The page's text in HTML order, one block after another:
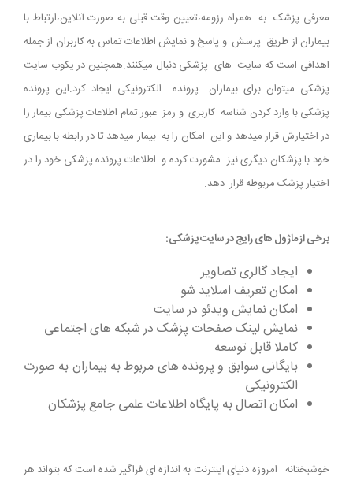
معرفی پزشک به همراه رزومه،تعیین وقت قبلی به صورت آنلاین،ارتباط با
بیماران از طریق پرسش و پاسخ و نمایش اطلاعات تماس به کاربران از جمله
اهدافی است که سایت های پزشکی دنبال میکنند.همچنین در یکوب سایت
پزشکی میتوان برای بیماران پرونده الکترونیکی ایجاد کرد.این پرونده
پزشکی با وارد کردن شناسه کاربری و رمز عبور تمام اطلاعات پزشکی بیمار را
در اختیارش قرار میدهد و این امکان را به بیمار میدهد تا در رابطه با بیماری
خود با پزشکان دیگری نیز مشورت کرده و اطلاعات پرونده پزشکی خود را در
اختیار پزشک مربوطه قرار دهد.
برخی از ماژول های رایج در سایت پزشکی:
ایجاد گالری تصاویر
امکان تعریف اسلاید شو
امکان نمایش ویدئو در سایت
نمایش لینک صفحات پزشک در شبکه های اجتماعی
کاملا قابل توسعه
بایگانی سوابق و پرونده های مربوط به بیماران به صورت
الکترونیکی
امکان اتصال به پایگاه اطلاعات علمی جامع پزشکان
خوشبختانه امروزه دنیای اینترنت به اندازه ای فراگیر شده است که بتواند هر